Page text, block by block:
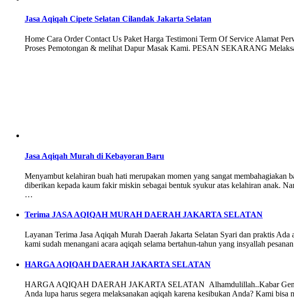
Jasa Aqiqah Cipete Selatan Cilandak Jakarta Selatan
Home Cara Order Contact Us Paket Harga Testimoni Term Of Service Alamat
Proses Pemotongan & melihat Dapur Masak Kami. PESAN SEKARANG
Jasa Aqiqah Murah di Kebayoran Baru
Menyambut kelahiran buah hati merupakan momen yang sangat
diberikan kepada kaum fakir miskin sebagai bentuk syukur atas kelahiran anak.
…
Terima JASA AQIQAH MURAH DAERAH JAKARTA SELATAN
Layanan Terima Jasa Aqiqah Murah Daerah Jakarta Selatan Syari dan praktis
kami sudah menangani acara aqiqah selama bertahun-tahun yang insyallah
HARGA AQIQAH DAERAH JAKARTA SELATAN
HARGA AQIQAH DAERAH JAKARTA SELATAN Alhamdulillah..Kabar
Anda lupa harus segera melaksanakan aqiqah karena kesibukan Anda? Kami